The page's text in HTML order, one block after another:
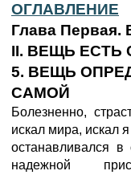
ОГЛАВЛЕНИЕ
Глава
II. ВЕЩЬ
5. ВЕЩЬ
САМОЙ
Болезненно,
искал мира, искал
останавливался в
надежной